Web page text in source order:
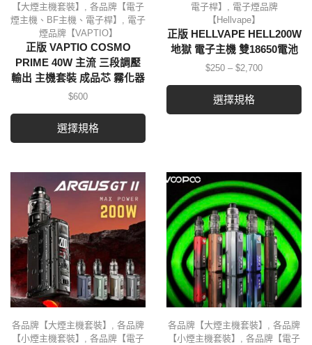
【大煙主機套裝】
各品牌【電子
煙主機、BF主機、電子桿】
電子
煙品牌【VAPTIO】
正版 VAPTIO COSMO
PRIME 40W 主流 三段調壓
輸出 主機套裝 成品芯 霧化器
$600
選擇規格
電子桿】
電子煙品牌
【Hellvape】
正版 HELLVAPE HELL200W
地獄 電子主機 雙18650電池
$250 – $2,700
選擇規格
各品牌【大煙主機套裝】
各品牌
【小煙主機套裝】
各品牌【電子
各品牌【大煙主機套裝】
各品牌
【小煙主機套裝】
各品牌【電子